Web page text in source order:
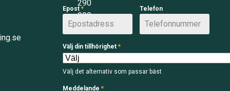
290
900
Epost * Telefon
Välj din tillhörighet *
Välj det alternativ som passar bäst
Meddelande *